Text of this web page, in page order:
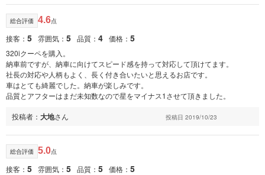
総合評価 4.6点
接客： 5 雰囲気： 5 品質： 4 価格： 5
320iクーペを購入。
納車前ですが、納車に向けてスピード感を持って対応して頂けてます。
社長の対応や人柄もよく、長く付き合いたいと思えるお店です。
車はとても綺麗でした。納車が楽しみです。
品質とアフターはまだ未知数なので星をマイナス1させて頂きました。
投稿者： 大地さん 投稿日 2019/10/23
総合評価 5.0点
接客： 5 雰囲気： 5 品質： 5 価格： 5